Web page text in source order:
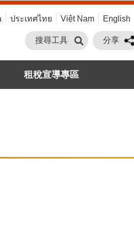
ประเทศไทย Việt Nam English
搜尋工具 分享
租稅宣導專區